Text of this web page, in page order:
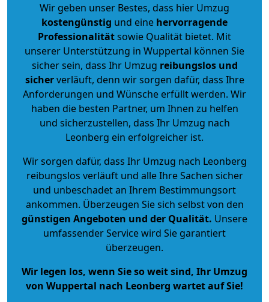
Wir geben unser Bestes, dass hier Umzug
kostengünstig und eine hervorragende
Professionalitätsowie Qualität bietet. Mit
unserer Unterstützung in Wuppertal können Sie
sicher sein, dass Ihr Umzug reibungslos und
sicherverläuft, denn wir sorgen dafür, dass Ihre
Anforderungen und Wünsche erfüllt werden. Wir
haben die besten Partner, um Ihnen zu helfen
und sicherzustellen, dass Ihr Umzug nach
Leonberg ein erfolgreicher ist.
Wir sorgen dafür, dass Ihr Umzug nach Leonberg
reibungslos verläuft und alle Ihre Sachen sicher
und unbeschadet an Ihrem Bestimmungsort
ankommen. Überzeugen Sie sich selbst von den
günstigen Angeboten und der Qualität. Unsere
umfassender Service wird Sie garantiert
überzeugen.
Wir legen los, wenn Sie so weit sind, Ihr Umzug
von Wuppertal nach Leonberg wartet auf Sie!